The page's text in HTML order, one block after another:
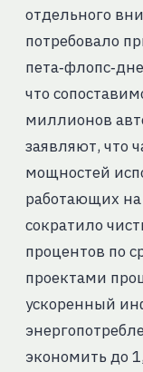
отдельного
потребовало
что
миллионов
заявляют, что
мощностей
работающих на
сократило
процентов по
проектами
ускоренный
экономить до